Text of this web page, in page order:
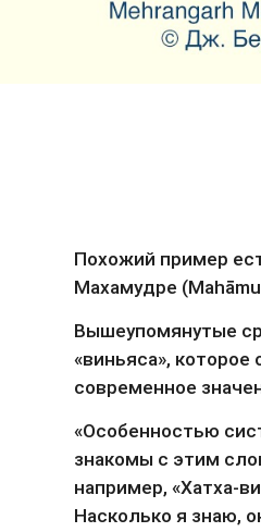
Похожий пример
Махамудре
Вышеупомянутые
«виньяса»,
современное
«Особенностью
знакомы с этим
например, «Хатха-
Насколько я знаю,